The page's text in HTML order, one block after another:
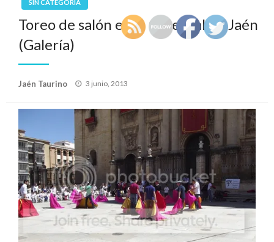
SIN CATEGORÍA
Toreo de salón en la Catedral de Jaén
(Galería)
Jaén Taurino
Publicado
3 junio, 2013